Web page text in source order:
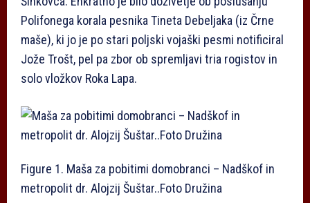
Polifonega korala pesnika Tineta Debeljaka (iz Črne
maše), ki jo je po stari poljski vojaški pesmi notificiral
Jože Trošt, pel pa zbor ob spremljavi tria rogistov in
solo vložkov Roka Lapa.
Figure 1. Maša za pobitimi domobranci – Nadškof in
metropolit dr. Alojzij Šuštar..Foto Družina